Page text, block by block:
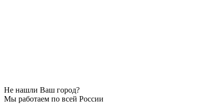
Не нашли Ваш город?
Мы работаем по всей России